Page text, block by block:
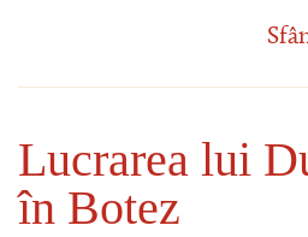
Lucrarea lui
în Botez